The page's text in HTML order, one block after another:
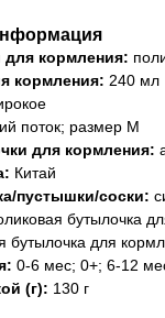
кормления:
кормления: 240 мл
поток; размер М
для кормления:
Китай
пустышки/соски:
бутылочка
бутылочка для
0-6 мес; 0+; 6-12
(г): 130 г